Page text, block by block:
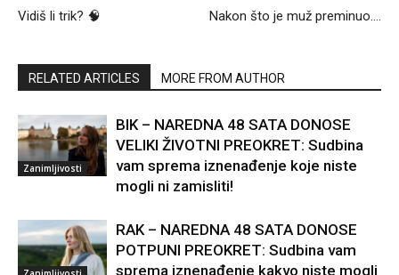
Vidiš li trik? 🧠 Nakon što je muž preminuo….
RELATED ARTICLES MORE FROM AUTHOR
Zanimljivosti
BIK – NAREDNA 48 SATA DONOSE
VELIKI ŽIVOTNI PREOKRET: Sudbina
vam sprema iznenađenje koje niste
mogli ni zamisliti!
RAK – NAREDNA 48 SATA DONOSE
POTPUNI PREOKRET: Sudbina vam
sprema iznenađenje kakvo niste mogli